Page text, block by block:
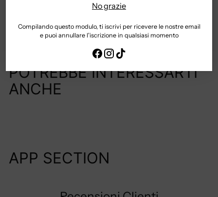
No grazie
Compilando questo modulo, ti iscrivi per ricevere le nostre email
e puoi annullare l'iscrizione in qualsiasi momento
prodotto
al
carrello...
POTREBBE INTERESSARTI
ANCHE
APP SECTION